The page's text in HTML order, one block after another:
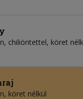
chiliöntettel, köret
köret nélkül